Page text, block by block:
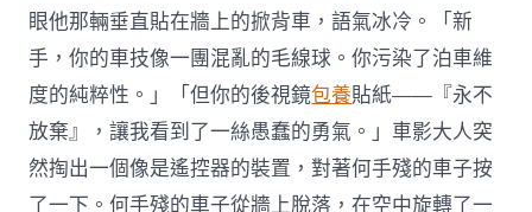
眼他那輛垂直貼在牆上的掀背車，語氣冰冷。「新
手，你的車技像一團混亂的毛線球。你污染了泊車維
度的純粹性。」「但你的後視鏡包養貼紙——『永不
放棄』，讓我看到了一絲愚蠢的勇氣。」車影大人突
然掏出一個像是遙控器的裝置，對著何手殘的車子按
了一下。何手殘的車子從牆上脫落，在空中旋轉了一